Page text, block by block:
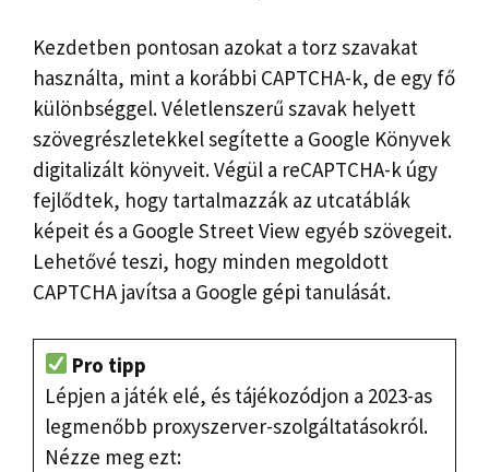
Kezdetben pontosan azokat a torz szavakat
használta, mint a korábbi CAPTCHA-k, de egy fő
különbséggel. Véletlenszerű szavak helyett
szövegrészletekkel segítette a Google Könyvek
digitalizált könyveit. Végül a reCAPTCHA-k úgy
fejlődtek, hogy tartalmazzák az utcatáblák
képeit és a Google Street View egyéb szövegeit.
Lehetővé teszi, hogy minden megoldott
CAPTCHA javítsa a Google gépi tanulását.
Pro tipp
Lépjen a játék elé, és tájékozódjon a 2023-as
legmenőbb proxyszerver-szolgáltatásokról.
Nézze meg ezt: